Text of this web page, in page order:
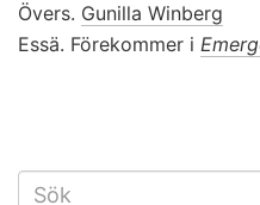
Övers. Gunilla Winberg
Essä. Förekommer i
SÖKFORMULÄR